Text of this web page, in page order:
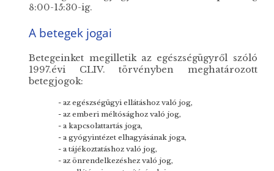
8:00-15:30-ig.
A betegek jogai
Betegeinket megilletik az egészségügyről szóló
1997.évi CLIV. törvényben meghatározott
betegjogok:
- az egészségügyi ellátáshoz való jog,
- az emberi méltósághoz való jog,
- a kapcsolattartás joga,
- a gyógyintézet elhagyásának joga,
- a tájékoztatáshoz való jog,
- az önrendelkezéshez való jog,